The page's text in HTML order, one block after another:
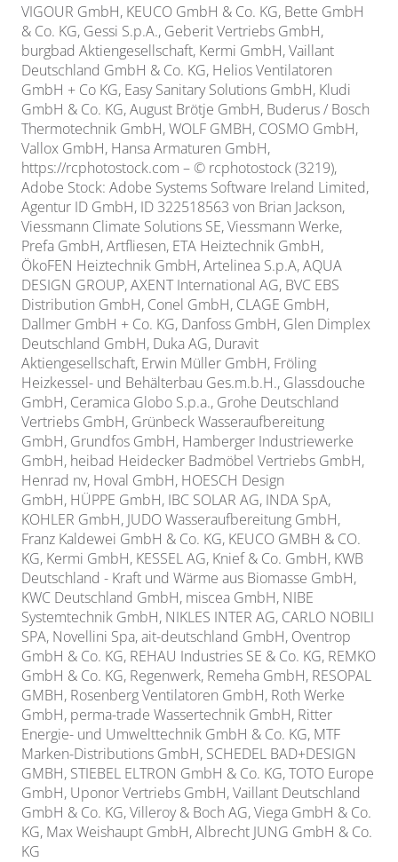
VIGOUR GmbH, KEUCO GmbH & Co. KG, Bette GmbH
& Co. KG, Gessi S.p.A., Geberit Vertriebs GmbH,
burgbad Aktiengesellschaft, Kermi GmbH, Vaillant
Deutschland GmbH & Co. KG, Helios Ventilatoren
GmbH + Co KG, Easy Sanitary Solutions GmbH, Kludi
GmbH & Co. KG, August Brötje GmbH, Buderus / Bosch
Thermotechnik GmbH, WOLF GMBH, COSMO GmbH,
Vallox GmbH, Hansa Armaturen GmbH,
https://rcphotostock.com – © rcphotostock (3219),
Adobe Stock: Adobe Systems Software Ireland Limited,
Agentur ID GmbH, ID 322518563 von Brian Jackson,
Viessmann Climate Solutions SE, Viessmann Werke,
Prefa GmbH, Artfliesen, ETA Heiztechnik GmbH,
ÖkoFEN Heiztechnik GmbH,Artelinea S.p.A,AQUA
DESIGN GROUP, AXENT International AG, BVC EBS
Distribution GmbH, Conel GmbH, CLAGE GmbH,
Dallmer GmbH + Co. KG, Danfoss GmbH, Glen Dimplex
Deutschland GmbH, Duka AG, Duravit
Aktiengesellschaft, Erwin Müller GmbH, Fröling
Heizkessel- und Behälterbau Ges.m.b.H., Glassdouche
GmbH, Ceramica Globo S.p.a., Grohe Deutschland
Vertriebs GmbH, Grünbeck Wasseraufbereitung
GmbH, Grundfos GmbH, Hamberger Industriewerke
GmbH, heibad Heidecker Badmöbel Vertriebs GmbH,
Henrad nv, Hoval GmbH, HOESCH Design
GmbH, HÜPPE GmbH, IBC SOLAR AG, INDA SpA,
KOHLER GmbH, JUDO Wasseraufbereitung GmbH,
Franz Kaldewei GmbH & Co. KG, KEUCO GMBH & CO.
KG, Kermi GmbH, KESSEL AG, Knief & Co. GmbH, KWB
Deutschland - Kraft und Wärme aus Biomasse GmbH,
KWC Deutschland GmbH, miscea GmbH, NIBE
Systemtechnik GmbH, NIKLES INTER AG, CARLO NOBILI
SPA, Novellini Spa, ait-deutschland GmbH, Oventrop
GmbH & Co. KG, REHAU Industries SE & Co. KG, REMKO
GmbH & Co. KG, Regenwerk, Remeha GmbH, RESOPAL
GMBH, Rosenberg Ventilatoren GmbH, Roth Werke
GmbH, perma-trade Wassertechnik GmbH, Ritter
Energie- und Umwelttechnik GmbH & Co. KG, MTF
Marken-Distributions GmbH, SCHEDEL BAD+DESIGN
GMBH, STIEBEL ELTRON GmbH & Co. KG, TOTO Europe
GmbH, Uponor Vertriebs GmbH, Vaillant Deutschland
GmbH & Co. KG, Villeroy & Boch AG, Viega GmbH & Co.
KG, Max Weishaupt GmbH,Albrecht JUNG GmbH & Co.
KG